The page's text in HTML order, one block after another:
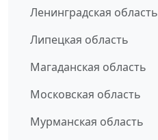
Ленинградская область
Липецкая область
Магаданская область
Московская область
Мурманская область